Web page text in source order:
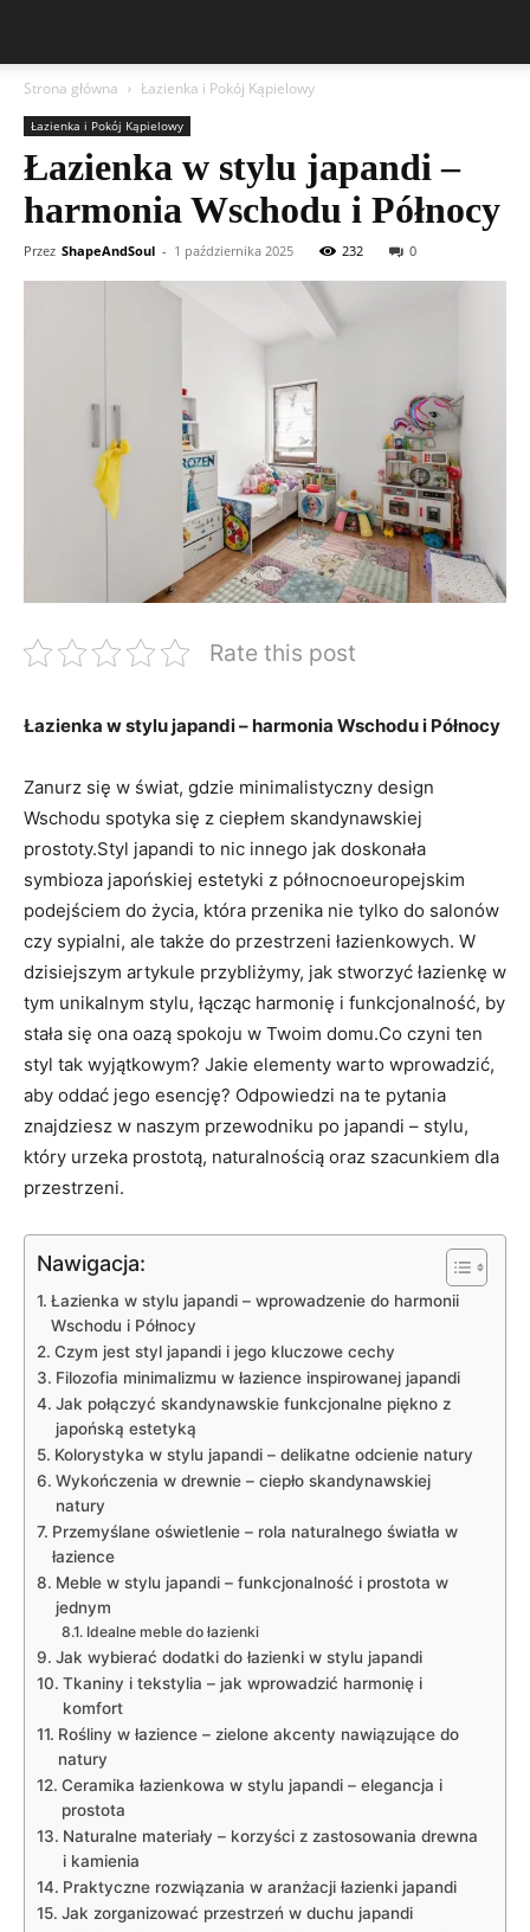
Strona główna Łazienka i Pokój Kąpielowy
Łazienka i Pokój Kąpielowy
Łazienka w stylu japandi –
harmonia Wschodu i Północy
Przez ShapeAndSoul - 1 października 2025 232 0
Rate this post
Łazienka w stylu japandi – harmonia Wschodu i Północy
Zanurz się w świat, gdzie minimalistyczny design
Wschodu spotyka się z ciepłem skandynawskiej
prostoty.Styl japandi to nic innego jak doskonała
symbioza japońskiej estetyki z północnoeuropejskim
podejściem do życia, która przenika nie tylko do salonów
czy sypialni, ale także do przestrzeni łazienkowych. W
dzisiejszym artykule przybliżymy, jak stworzyć łazienkę w
tym unikalnym stylu, łącząc harmonię i funkcjonalność, by
stała się ona oazą spokoju w Twoim domu.Co czyni ten
styl tak wyjątkowym? Jakie elementy warto wprowadzić,
aby oddać jego esencję? Odpowiedzi na te pytania
znajdziesz w naszym przewodniku po japandi – stylu,
który urzeka prostotą, naturalnością oraz szacunkiem dla
przestrzeni.
Nawigacja:
Łazienka w stylu japandi – wprowadzenie do harmonii
Wschodu i Północy
Czym jest styl japandi i jego kluczowe cechy
Filozofia minimalizmu w łazience inspirowanej japandi
Jak połączyć skandynawskie funkcjonalne piękno z
japońską estetyką
Kolorystyka w stylu japandi – delikatne odcienie natury
Wykończenia w drewnie – ciepło skandynawskiej
natury
Przemyślane oświetlenie – rola naturalnego światła w
łazience
Meble w stylu japandi – funkcjonalność i prostota w
jednym
Idealne meble do łazienki
Jak wybierać dodatki do łazienki w stylu japandi
Tkaniny i tekstylia – jak wprowadzić harmonię i
komfort
Rośliny w łazience – zielone akcenty nawiązujące do
natury
Ceramika łazienkowa w stylu japandi – elegancja i
prostota
Naturalne materiały – korzyści z zastosowania drewna
i kamienia
Praktyczne rozwiązania w aranżacji łazienki japandi
Jak zorganizować przestrzeń w duchu japandi